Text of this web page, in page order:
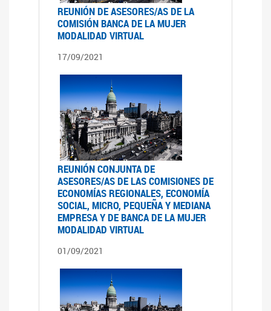
REUNIÓN DE ASESORES/AS DE LA
COMISIÓN BANCA DE LA MUJER
MODALIDAD VIRTUAL
17/09/2021
REUNIÓN CONJUNTA DE
ASESORES/AS DE LAS COMISIONES DE
ECONOMÍAS REGIONALES, ECONOMÍA
SOCIAL, MICRO, PEQUEÑA Y MEDIANA
EMPRESA Y DE BANCA DE LA MUJER
MODALIDAD VIRTUAL
01/09/2021